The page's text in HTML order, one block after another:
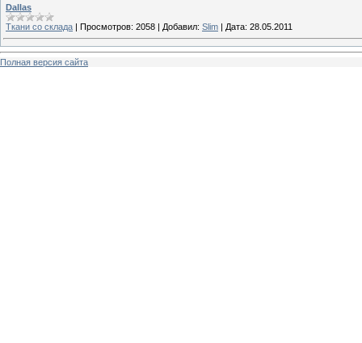
Dallas
Ткани со склада | Просмотров: 2058 | Добавил: Slim | Дата: 28.05.2011
Полная версия сайта